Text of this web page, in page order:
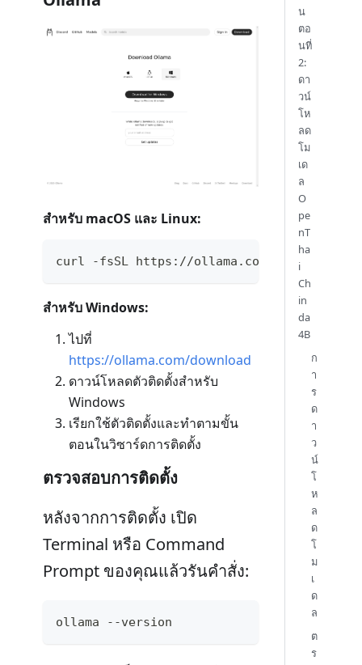
สำหรับ macOS และ Linux:
curl -fsSL https://ollama.com/install.sh
สำหรับ Windows:
ไปที่
https://ollama.com/download
ดาวน์โหลดตัวติดตั้งสำหรับ
Windows
เรียกใช้ตัวติดตั้งและทำตามขั้น
ตอนในวิซาร์ดการติดตั้ง
ตรวจสอบการติดตั้ง
หลังจากการติดตั้ง เปิด
Terminal หรือ Command
Prompt ของคุณแล้วรันคำสั่ง:
ollama --version
น
ตอ
นที่
2:
ดา
วน์
โห
ลด
โม
เด
ล
O
pe
nT
ha
i
Ch
in
da
4B
ก
า
ร
ด
า
ว
น์
โ
ห
ล
ด
โ
ม
เ
ด
ล
ต
ร